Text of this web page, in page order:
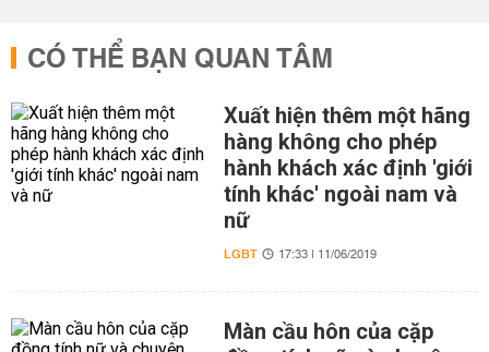
CÓ THỂ BẠN QUAN TÂM
Xuất hiện thêm một hãng
hàng không cho phép
hành khách xác định 'giới
tính khác' ngoài nam và
nữ
LGBT 17:33 | 11/06/2019
Màn cầu hôn của cặp